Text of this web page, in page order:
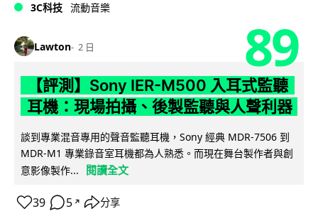
3C科技 流動音樂
Lawton 2 日 89
【評測】Sony IER-M500 入耳式監聽
耳機：現場拍攝、後製監聽與人聲利器
談到專業混音專用的聲音監聽耳機，Sony 經典 MDR-7506 到
MDR-M1 專業錄音室耳機都為人熟悉。而現在舞台製作者與創
意影像製作...
閱讀全文
39 5 ↗ 分享